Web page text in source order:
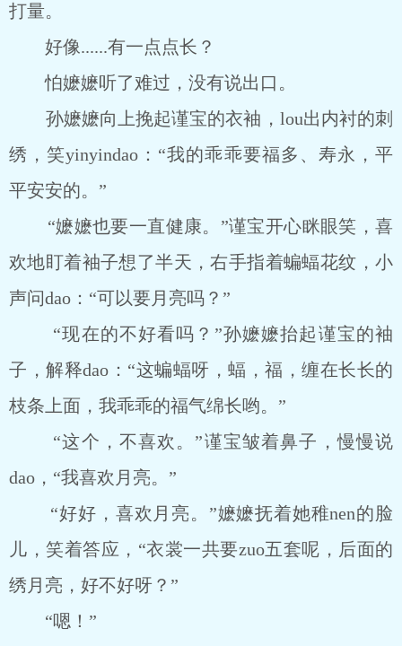
打量。
好像......有一点点长？
怕嬷嬷听了难过，没有说出口。
孙嬷嬷向上挽起谨宝的衣袖，lou出内衬的刺
绣，笑yinyindao：“我的乖乖要福多、寿永，平
平安安的。”
“嬷嬷也要一直健康。”谨宝开心眯眼笑，喜
欢地盯着袖子想了半天，右手指着蝙蝠花纹，小
声问dao：“可以要月亮吗？”
“现在的不好看吗？”孙嬷嬷抬起谨宝的袖
子，解释dao：“这蝙蝠呀，蝠，福，缠在长长的
枝条上面，我乖乖的福气绵长哟。”
“这个，不喜欢。”谨宝皱着鼻子，慢慢说
dao，“我喜欢月亮。”
“好好，喜欢月亮。”嬷嬷抚着她稚nen的脸
儿，笑着答应，“衣裳一共要zuo五套呢，后面的
绣月亮，好不好呀？”
“嗯！”